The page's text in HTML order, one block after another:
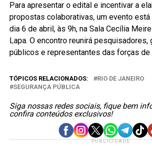
Para apresentar o edital e incentivar a
propostas colaborativas, um evento está
dia 6 de abril, às 9h, na Sala Cecília
Lapa. O encontro reunirá pesquisadores,
públicos e representantes das forças de
TÓPICOS RELACIONADOS:
RIO DE JANEIRO
SEGURANÇA PÚBLICA
Siga nossas redes sociais, fique bem
confira conteúdos exclusivos!
PUBLICIDADE